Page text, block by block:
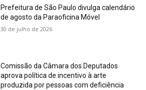
Prefeitura de São Paulo divulga calendário
de agosto da Paraoficina Móvel
30 de julho de 2026
Comissão da Câmara dos Deputados
aprova política de incentivo à arte
produzida por pessoas com deficiência